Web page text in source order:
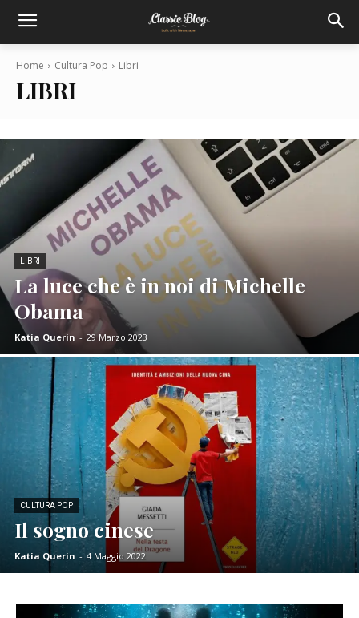
Home Cultura Pop Libri
LIBRI
LIBRI
La luce che è in noi di Michelle
Obama
Katia Querin - 29 Marzo 2023
CULTURA POP
Il sogno cinese
Katia Querin - 4 Maggio 2022